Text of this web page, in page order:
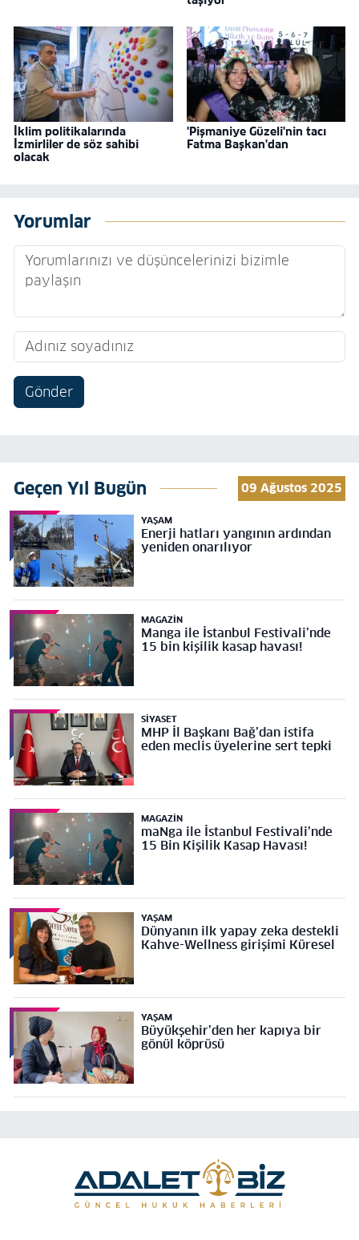
İklim politikalarında
İzmirliler de söz sahibi
olacak
'Pişmaniye Güzeli'nin tacı
Fatma Başkan'dan
Yorumlar
Gönder
Geçen Yıl Bugün 09 Ağustos 2025
YAŞAM
Enerji hatları yangının ardından
yeniden onarılıyor
MAGAZIN
Manga ile İstanbul Festivali’nde
15 bin kişilik kasap havası!
SIYASET
MHP İl Başkanı Bağ’dan istifa
eden meclis üyelerine sert tepki
MAGAZIN
maNga ile İstanbul Festivali’nde
15 Bin Kişilik Kasap Havası!
YAŞAM
Dünyanın ilk yapay zeka destekli
Kahve-Wellness girişimi Küresel
YAŞAM
Büyükşehir’den her kapıya bir
gönül köprüsü